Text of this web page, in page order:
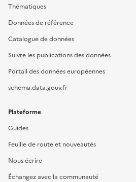
Thématiques
Données de référence
Catalogue de données
Suivre les publications des données
Portail des données européennes
schema.data.gouv.fr
Plateforme
Guides
Feuille de route et nouveautés
Nous écrire
Échangez avec la communauté